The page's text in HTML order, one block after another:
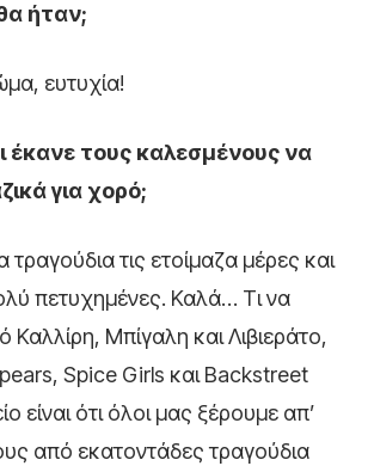
ήταν;
ευτυχία!
έκανε τους καλεσμένους να
για χορό;
τραγούδια τις ετοίμαζα μέρες και
πετυχημένες. Καλά… Τι να
Μπίγαλη και Λιβιεράτο,
Spice Girls και Backstreet
είναι ότι όλοι μας ξέρουμε απ’
από εκατοντάδες τραγούδια